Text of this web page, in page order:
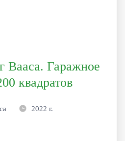
Вааса. Гаражное
квадратов
2022 г.